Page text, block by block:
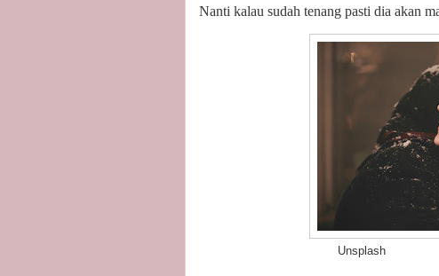
Nanti kalau sudah tenang pasti dia akan
Unsplash